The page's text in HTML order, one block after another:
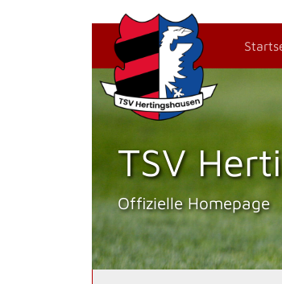
TSV
Offizielle Homepage